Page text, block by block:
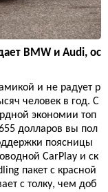
BMW и Audi, ос
и не радует р
человек в год. С
экономии топ
долларов вы пол
поясницы
CarPlay и ск
пакет с красной
с толку, чем доб